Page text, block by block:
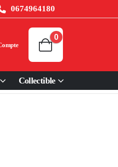
0674964180
0
Collectible